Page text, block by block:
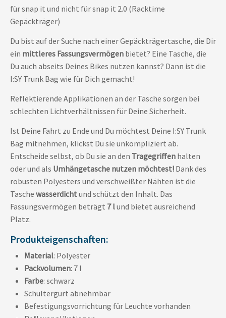
für snap it und nicht für snap it 2.0 (Racktime
Gepäckträger)
Du bist auf der Suche nach einer Gepäckträgertasche, die Dir
ein mittleres Fassungsvermögen bietet? Eine Tasche, die
Du auch abseits Deines Bikes nutzen kannst? Dann ist die
I:SY Trunk Bag wie für Dich gemacht!
Reflektierende Applikationen an der Tasche sorgen bei
schlechten Lichtverhältnissen für Deine Sicherheit.
Ist Deine Fahrt zu Ende und Du möchtest Deine I:SY Trunk
Bag mitnehmen, klickst Du sie unkompliziert ab.
Entscheide selbst, ob Du sie an den Tragegriffen halten
oder und als Umhängetasche nutzen möchtest! Dank des
robusten Polyesters und verschweißter Nähten ist die
Tasche wasserdichtund schützt den Inhalt. Das
Fassungsvermögen beträgt 7 lund bietet ausreichend
Platz.
Produkteigenschaften:
Material: Polyester
Packvolumen: 7 l
Farbe: schwarz
Schultergurt abnehmbar
Befestigungsvorrichtung für Leuchte vorhanden